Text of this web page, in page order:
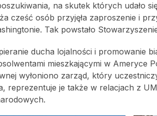
na skutek których udało
cześć osób przyjęła zaproszenie i
Tak powstało
ducha lojalności i promowanie
mieszkającymi w Ameryce
wyłoniono zarząd, który
reprezentuje je także w relacjach z